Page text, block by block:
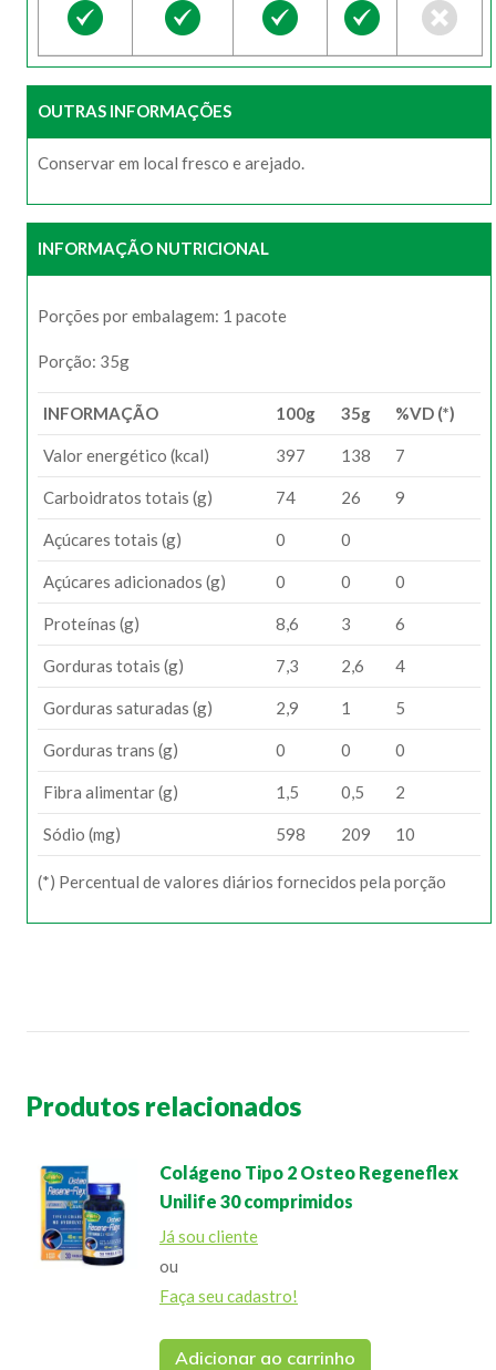
OUTRAS INFORMAÇÕES
Conservar em local fresco e arejado.
INFORMAÇÃO NUTRICIONAL
Porções por embalagem: 1 pacote
Porção: 35g
INFORMAÇÃO 100g 35g %VD (*)
Valor energético (kcal) 397 138 7
Carboidratos totais (g) 74 26 9
Açúcares totais (g) 0 0
Açúcares adicionados (g) 0 0 0
Proteínas (g) 8,6 3 6
Gorduras totais (g) 7,3 2,6 4
Gorduras saturadas (g) 2,9 1 5
Gorduras trans (g) 0 0 0
Fibra alimentar (g) 1,5 0,5 2
Sódio (mg) 598 209 10
(*) Percentual de valores diários fornecidos pela porção
Produtos relacionados
Colágeno Tipo 2 Osteo Regeneflex
Unilife 30 comprimidos
Já sou cliente
ou
Faça seu cadastro!
Adicionar ao carrinho